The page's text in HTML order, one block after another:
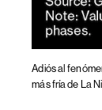
Adiós al
más fría de La